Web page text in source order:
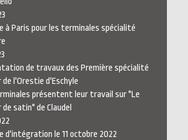
à Paris pour les terminales spécialité
de travaux des Première spécialité
l'Orestie d'Eschyle
présentent leur travail sur "Le
de satin" de Claudel
d'intégration le 11 octobre 2022